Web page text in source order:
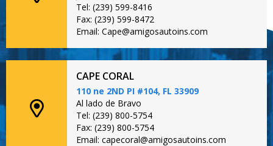
Tel: (239) 599-8416
Fax: (239) 599-8472
Email: Cape@amigosautoins.com
CAPE CORAL
110 ne 2ND PI #104, FL 33909
Al lado de Bravo
Tel: (239) 800-5754
Fax: (239) 800-5754
Email: capecoral@amigosautoins.com